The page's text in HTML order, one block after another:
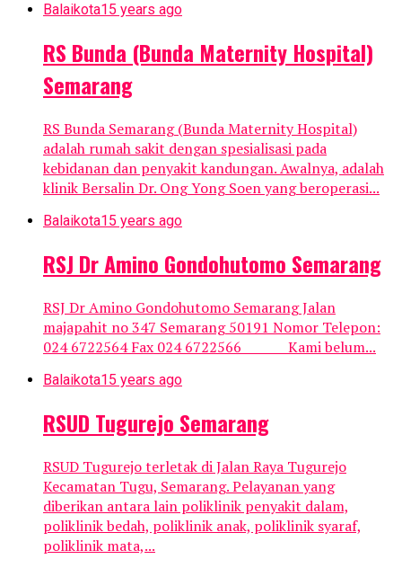
Balaikota15 years ago
RS Bunda (Bunda Maternity Hospital)
Semarang
RS Bunda Semarang (Bunda Maternity Hospital)
adalah rumah sakit dengan spesialisasi pada
kebidanan dan penyakit kandungan. Awalnya, adalah
klinik Bersalin Dr. Ong Yong Soen yang beroperasi...
Balaikota15 years ago
RSJ Dr Amino Gondohutomo Semarang
RSJ Dr Amino Gondohutomo Semarang Jalan
majapahit no 347 Semarang 50191 Nomor Telepon:
024 6722564 Fax 024 6722566 Kami belum...
Balaikota15 years ago
RSUD Tugurejo Semarang
RSUD Tugurejo terletak di Jalan Raya Tugurejo
Kecamatan Tugu, Semarang. Pelayanan yang
diberikan antara lain poliklinik penyakit dalam,
poliklinik bedah, poliklinik anak, poliklinik syaraf,
poliklinik mata,...